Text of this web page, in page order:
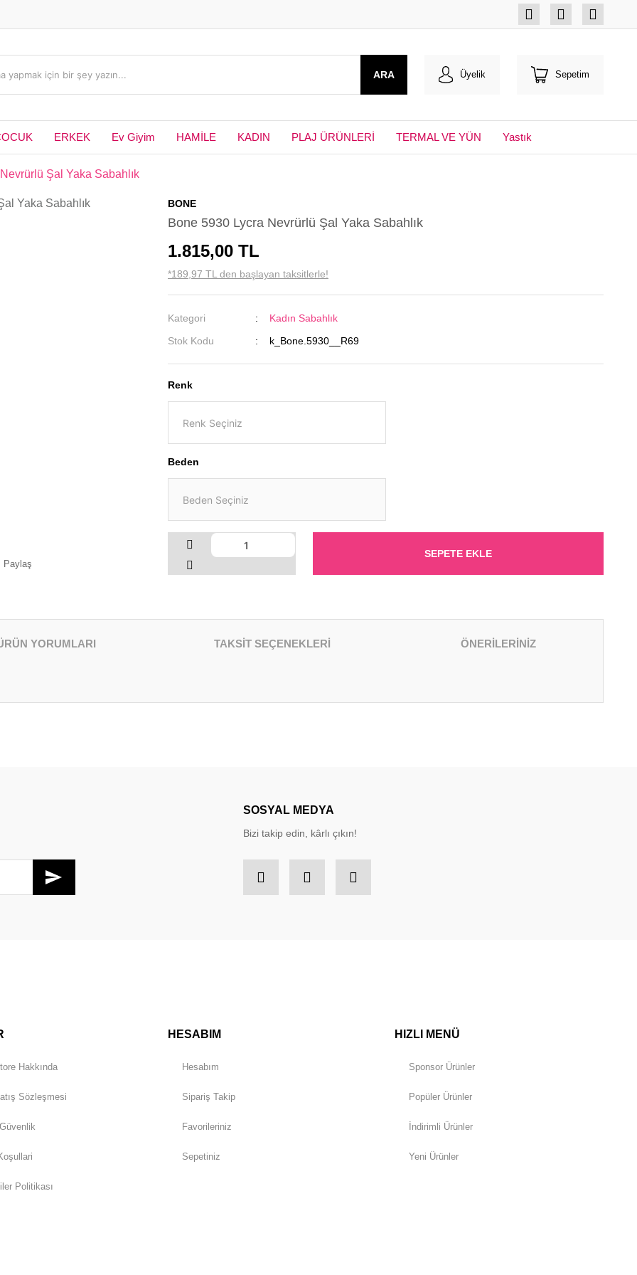
ARA Üyelik Sepetim
ERKEK Ev Giyim HAMİLE KADIN PLAJ ÜRÜNLERİ TERMAL VE YÜN Yastık
Şal Yaka Sabahlık
Paylaş
BONE
Bone 5930 Lycra Nevrürlü Şal Yaka Sabahlık
1.815,00 TL
*189,97 TL den başlayan taksitlerle!
Kategori
Kadın Sabahlık
Stok Kodu
k_Bone.5930__R69
Renk
Beden
SEPETE EKLE
YORUMLARI TAKSİT SEÇENEKLERİ ÖNERİLERİNİZ
SOSYAL MEDYA
Bizi takip edin, kârlı çıkın!
Hakkında
Sözleşmesi
Politikası
HESABIM
Hesabım
Sipariş Takip
Favorileriniz
Sepetiniz
HIZLI MENÜ
Sponsor Ürünler
Popüler Ürünler
İndirimli Ürünler
Yeni Ürünler